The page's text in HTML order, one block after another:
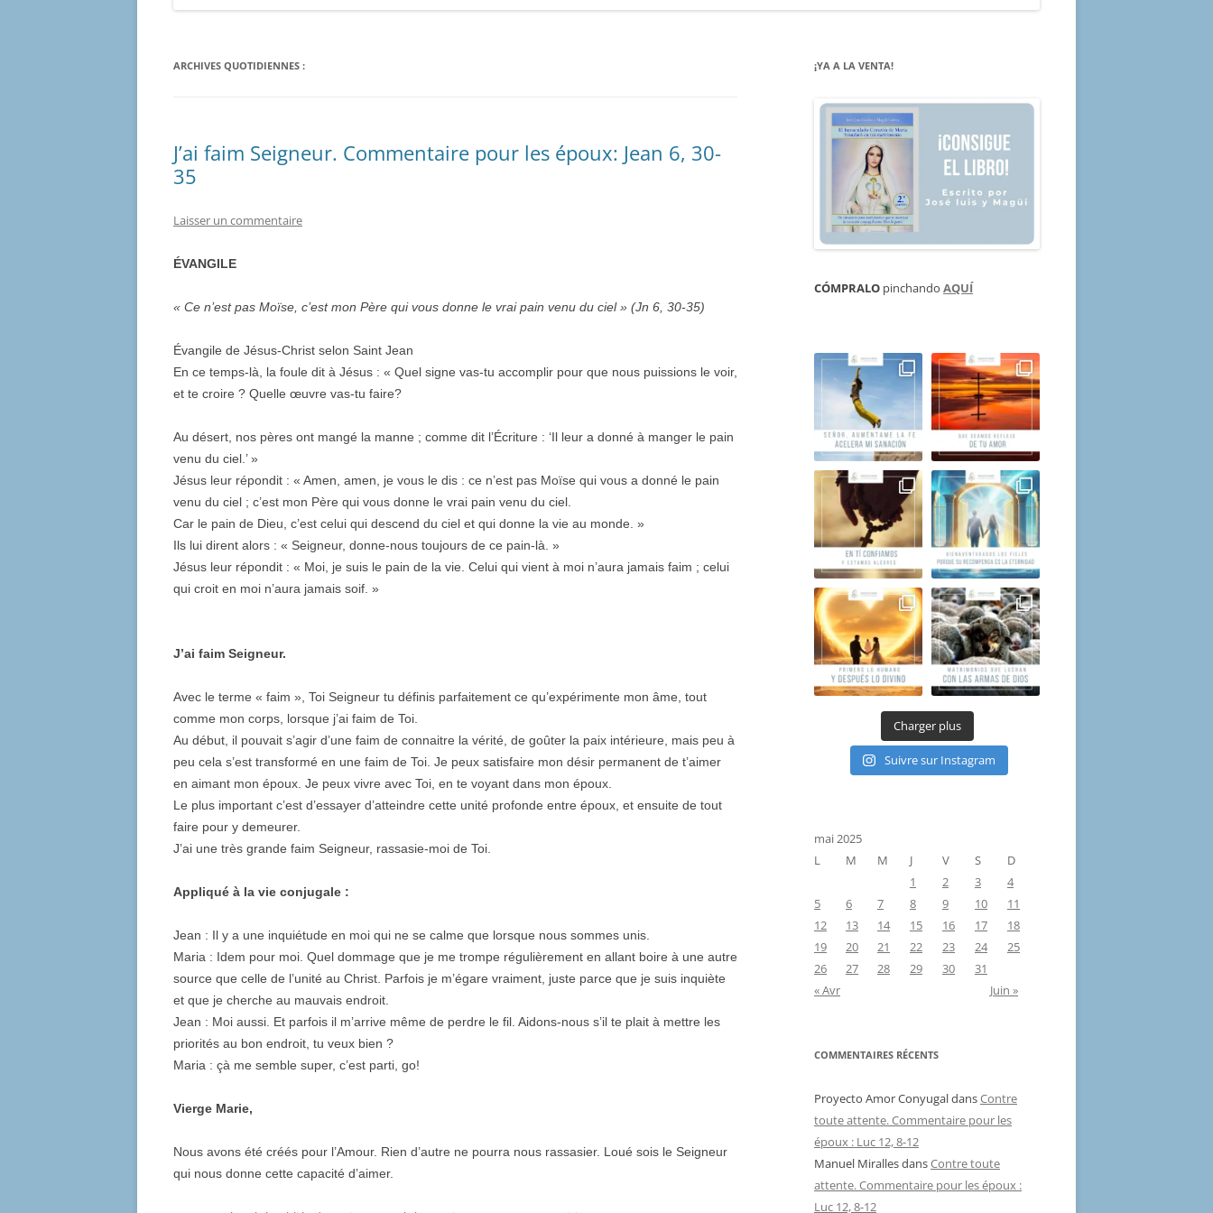
ARCHIVES QUOTIDIENNES :
J’ai faim Seigneur. Commentaire pour les époux: Jean 6, 30-
35
Laisser un commentaire
ÉVANGILE
« Ce n’est pas Moïse, c’est mon Père qui vous donne le vrai pain venu du ciel » (Jn 6, 30-35)
Évangile de Jésus-Christ selon Saint Jean
En ce temps-là, la foule dit à Jésus : « Quel signe vas-tu accomplir pour que nous puissions le voir,
et te croire ? Quelle œuvre vas-tu faire?
Au désert, nos pères ont mangé la manne ; comme dit l’Écriture : ‘Il leur a donné à manger le pain
venu du ciel.’ »
Jésus leur répondit : « Amen, amen, je vous le dis : ce n’est pas Moïse qui vous a donné le pain
venu du ciel ; c’est mon Père qui vous donne le vrai pain venu du ciel.
Car le pain de Dieu, c’est celui qui descend du ciel et qui donne la vie au monde. »
Ils lui dirent alors : « Seigneur, donne-nous toujours de ce pain-là. »
Jésus leur répondit : « Moi, je suis le pain de la vie. Celui qui vient à moi n’aura jamais faim ; celui
qui croit en moi n’aura jamais soif. »
J’ai faim Seigneur.
Avec le terme « faim », Toi Seigneur tu définis parfaitement ce qu’expérimente mon âme, tout
comme mon corps, lorsque j’ai faim de Toi.
Au début, il pouvait s’agir d’une faim de connaitre la vérité, de goûter la paix intérieure, mais peu à
peu cela s’est transformé en une faim de Toi. Je peux satisfaire mon désir permanent de t’aimer
en aimant mon époux. Je peux vivre avec Toi, en te voyant dans mon époux.
Le plus important c’est d’essayer d’atteindre cette unité profonde entre époux, et ensuite de tout
faire pour y demeurer.
J’ai une très grande faim Seigneur, rassasie-moi de Toi.
Appliqué à la vie conjugale :
Jean : Il y a une inquiétude en moi qui ne se calme que lorsque nous sommes unis.
Maria : Idem pour moi. Quel dommage que je me trompe régulièrement en allant boire à une autre
source que celle de l’unité au Christ. Parfois je m’égare vraiment, juste parce que je suis inquiète
et que je cherche au mauvais endroit.
Jean : Moi aussi. Et parfois il m’arrive même de perdre le fil. Aidons-nous s’il te plait à mettre les
priorités au bon endroit, tu veux bien ?
Maria : çà me semble super, c’est parti, go!
Vierge Marie,
Nous avons été créés pour l’Amour. Rien d’autre ne pourra nous rassasier. Loué sois le Seigneur
qui nous donne cette capacité d’aimer.
¡YA A LA VENTA!
CÓMPRALO pinchando AQUÍ
Charger plus
Suivre sur Instagram
mai 2025
L
M M J V S
D
1
2 3
4
5
6 7 8 9 10
11
12
13 14 15 16 17
18
19
20 21 22 23 24
25
26
27 28 29 30
31
« Avr
Juin »
COMMENTAIRES RÉCENTS
Proyecto Amor ConyugaldansContre
toute attente. Commentaire pour les
époux : Luc 12, 8-12
Manuel MirallesdansContre toute
attente. Commentaire pour les époux :
Luc 12, 8-12